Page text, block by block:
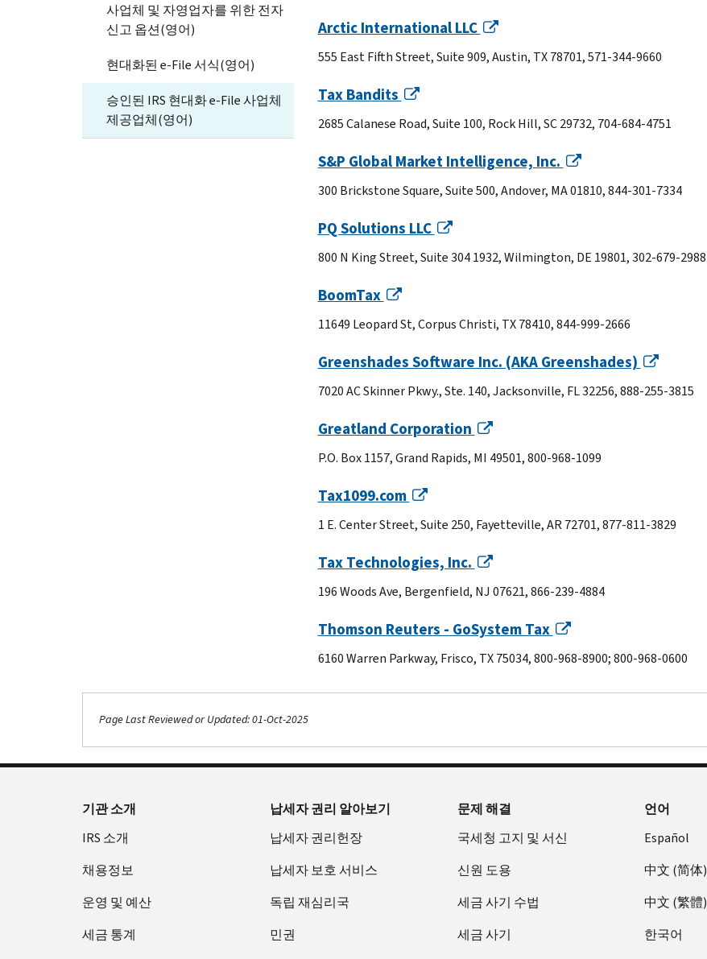
사업체 및 자영업자를 위한 전자
신고 옵션(영어)
현대화된 e-File 서식(영어)
승인된 IRS 현대화 e-File 사업체
제공업체(영어)
Arctic International LLC
555 East Fifth Street, Suite 909, Austin, TX 78701, 571-344-9660
Tax Bandits
2685 Calanese Road, Suite 100, Rock Hill, SC 29732, 704-684-4751
S&P Global Market Intelligence, Inc.
300 Brickstone Square, Suite 500, Andover, MA 01810, 844-301-7334
PQ Solutions LLC
800 N King Street, Suite 304 1932, Wilmington, DE 19801, 302-679-2988
BoomTax
11649 Leopard St, Corpus Christi, TX 78410, 844-999-2666
Greenshades Software Inc. (AKA Greenshades)
7020 AC Skinner Pkwy., Ste. 140, Jacksonville, FL 32256, 888-255-3815
Greatland Corporation
P.O. Box 1157, Grand Rapids, MI 49501, 800-968-1099
Tax1099.com
1 E. Center Street, Suite 250, Fayetteville, AR 72701, 877-811-3829
Tax Technologies, Inc.
196 Woods Ave, Bergenfield, NJ 07621, 866-239-4884
Thomson Reuters - GoSystem Tax
6160 Warren Parkway, Frisco, TX 75034, 800-968-8900; 800-968-0600
Page Last Reviewed or Updated: 01-Oct-2025
기관 소개
IRS 소개
채용정보
운영 및 예산
세금 통계
납세자 권리 알아보기
납세자 권리헌장
납세자 보호 서비스
독립 재심리국
민권
문제 해결
국세청 고지 및 서신
신원 도용
세금 사기 수법
세금 사기
언어
Español
中文 (简体)
中文 (繁體)
한국어